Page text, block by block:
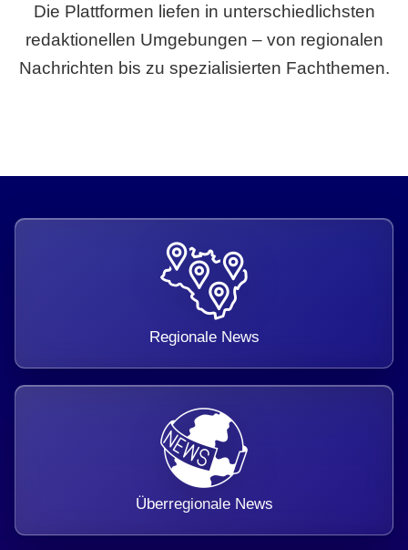
Die Plattformen liefen in unterschiedlichsten
redaktionellen Umgebungen – von regionalen
Nachrichten bis zu spezialisierten Fachthemen.
Regionale News
Überregionale News